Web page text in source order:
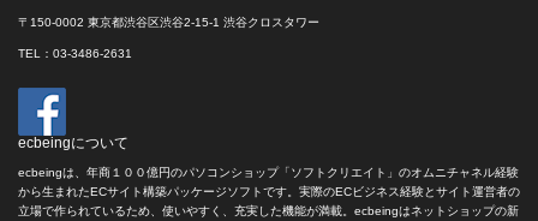
〒150-0002 東京都渋谷区渋谷2-15-1 渋谷クロスタワー
TEL：03-3486-2631
ecbeingについて
ecbeingは、年商１００億円のパソコンショップ「ソフトクリエイト」のオムニチャネル経験
から生まれたECサイト構築パッケージソフトです。実際のECビジネス経験とサイト運営者の
立場で作られているため、使いやすく、充実した機能が満載。ecbeingはネットショップの新